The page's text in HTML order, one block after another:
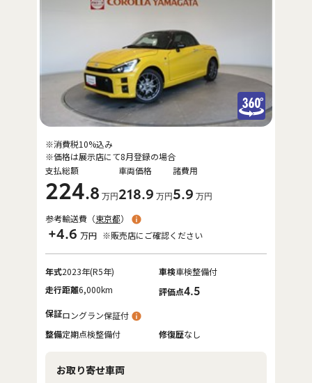
支払総額
224.8 万円
車両価格
218.9 万円
諸費用
5.9 万円
※消費税10%込み
※価格は展示店にて8月登録の場合
参考輸送費（東京都）
+4.6 万円 ※販売店にご確認ください
年式2023年(R5年) 車検車検整備付
走行距離6,000km 評価点4.5
保証ロングラン保証付
整備定期点検整備付 修復歴なし
お取り寄せ車両